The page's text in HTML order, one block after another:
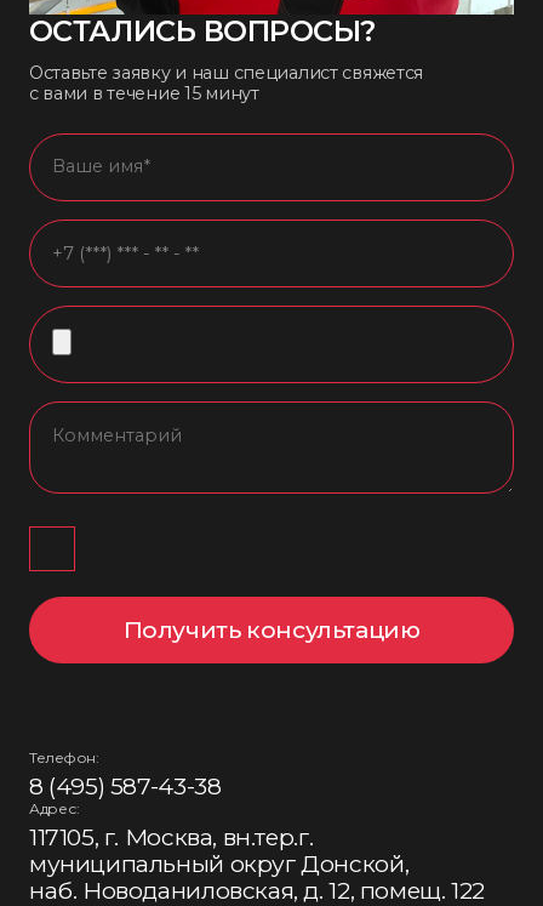
ОСТАЛИСЬ ВОПРОСЫ?
Оставьте заявку и наш специалист свяжется
с вами в течение 15 минут
Получить консультацию
Телефон:
8 (495) 587-43-38
Адрес:
117105, г. Москва, вн.тер.г.
муниципальный округ Донской,
наб. Новоданиловская, д. 12, помещ. 122